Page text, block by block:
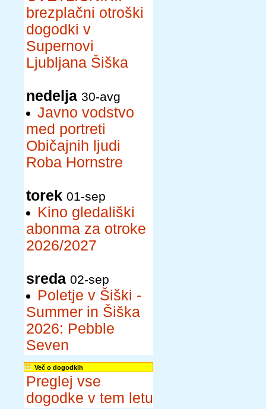
brezplačni otroški
dogodki v
Supernovi
Ljubljana Šiška
nedelja 30-avg
Javno vodstvo
med portreti
Običajnih ljudi
Roba Hornstre
torek 01-sep
Kino gledališki
abonma za otroke
2026/2027
sreda 02-sep
Poletje v Šiški -
Summer in Šiška
2026: Pebble
Seven
Več o dogodkih
Preglej vse
dogodke v tem letu